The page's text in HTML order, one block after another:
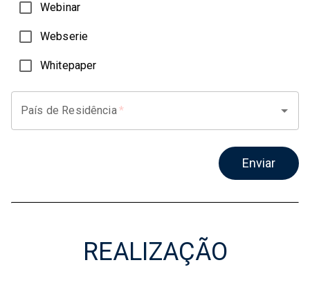
Webinar
Webserie
Whitepaper
País de Residência*
Enviar
REALIZAÇÃO